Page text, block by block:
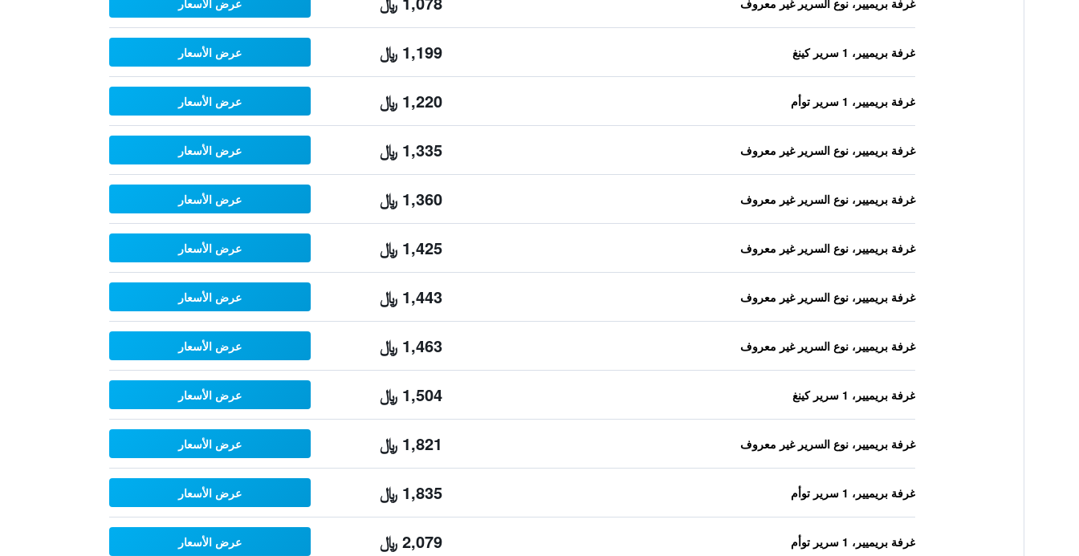
غرفة بريميير، نوع السرير غير معروف عرض الأسعار
غرفة بريميير، 1 سرير كينغ 1,199 ﷼ عرض الأسعار
غرفة بريميير، 1 سرير توأم 1,220 ﷼ عرض الأسعار
غرفة بريميير، نوع السرير غير معروف 1,335 ﷼ عرض الأسعار
غرفة بريميير، نوع السرير غير معروف 1,360 ﷼ عرض الأسعار
غرفة بريميير، نوع السرير غير معروف 1,425 ﷼ عرض الأسعار
غرفة بريميير، نوع السرير غير معروف 1,443 ﷼ عرض الأسعار
غرفة بريميير، نوع السرير غير معروف 1,463 ﷼ عرض الأسعار
غرفة بريميير، 1 سرير كينغ 1,504 ﷼ عرض الأسعار
غرفة بريميير، نوع السرير غير معروف 1,821 ﷼ عرض الأسعار
غرفة بريميير، 1 سرير توأم 1,835 ﷼ عرض الأسعار
غرفة بريميير، 1 سرير توأم 2,079 ﷼ عرض الأسعار